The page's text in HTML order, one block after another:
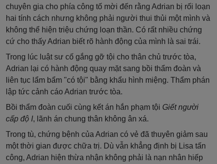
chuyên gia cho phía công tố mời đến rằng Adrian bị rối loạn
hai tính cách nhưng không phải người thui thủi một mình và
không thể hiện triệu chứng loạn thần. Có rất nhiều chứng
cứ cho thấy Adrian biết rõ hành động của mình là sai trái.
Trong lúc luật sư cố gắng gỡ tội cho thân chủ trước tòa,
Adrian lại có hành động quay mặt sang bồi thẩm đoàn và
liên tục lẩm bẩm "có tội" bằng khẩu hình miệng. Thẩm phán
lập tức cảnh cáo Adrian trước tòa.
Bồi thẩm đoàn cuối cùng kết án hắn phạm tội Giết người
cấp độ I, lãnh án chung thân không ân xá.
Trong tù, chứng bệnh của Adrian có vẻ đã thuyên giảm sau
một thời gian được chữa trị. Dù vẫn khẳng định bị Lisa tấn
công, Adrian hiện thừa nhận không phải là nạn nhân hiếp